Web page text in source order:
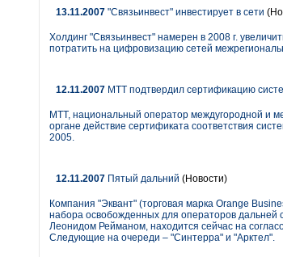
13.11.2007 "Связьинвест" инвестирует в сети
Холдинг "Связьинвест" намерен в 2008 г.
потратить на цифровизацию сетей
12.11.2007 МТТ подтвердил сертификацию
МТТ, национальный оператор междугородной и
органе действие сертификата соответствия
2005.
12.11.2007 Пятый дальний (Новости)
Компания "Эквант" (торговая марка Orange
набора освобожденных для операторов дальней
Леонидом Рейманом, находится сейчас на
Следующие на очереди – "Синтерра" и "Арктел".